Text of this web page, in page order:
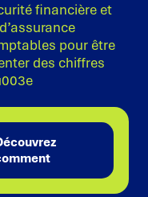
financière et
pour être
des chiffres